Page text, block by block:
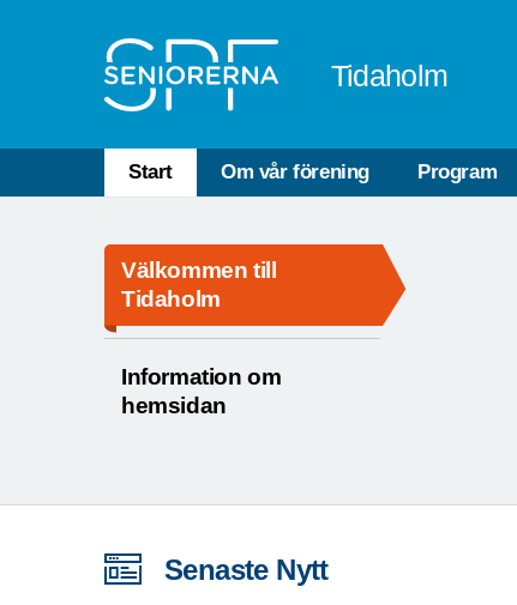
Tidaholm
Start Om vår förening Program
Välkommen till
Tidaholm
Information om
hemsidan
Senaste Nytt